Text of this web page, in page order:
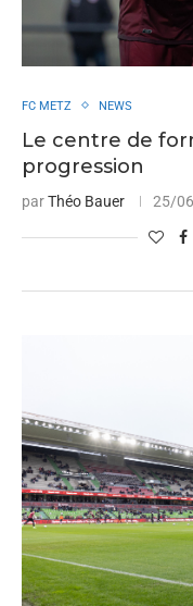
FC METZ NEWS
Le centre de
progression
parThéo Bauer 25/